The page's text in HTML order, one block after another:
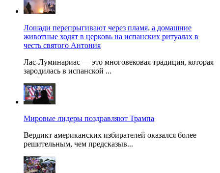
Лошади перепрыгивают через пламя, а домашние
животные ходят в церковь на испанских ритуалах в
честь святого Антония
Лас-Луминариас — это многовековая традиция, которая
зародилась в испанской ...
Мировые лидеры поздравляют Трампа
Вердикт американских избирателей оказался более
решительным, чем предсказыв...